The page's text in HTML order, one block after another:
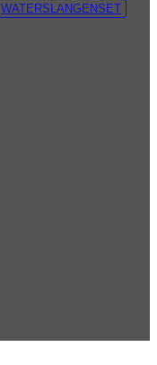
WATERSLANGENSET